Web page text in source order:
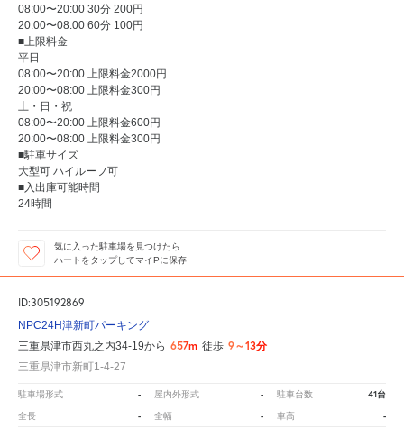
08:00〜20:00 30分 200円
20:00〜08:00 60分 100円
■上限料金
平日
08:00〜20:00 上限料金2000円
20:00〜08:00 上限料金300円
土・日・祝
08:00〜20:00 上限料金600円
20:00〜08:00 上限料金300円
■駐車サイズ
大型可 ハイルーフ可
■入出庫可能時間
24時間
気に入った駐車場を見つけたら
ハートをタップしてマイPに保存
ID:305192869
NPC24H津新町パーキング
三重県津市西丸之内34-19から 657m 徒歩 9～13分
三重県津市新町1-4-27
駐車場形式 - 屋内外形式 - 駐車台数 41台
全長 - 全幅 - 車高 -